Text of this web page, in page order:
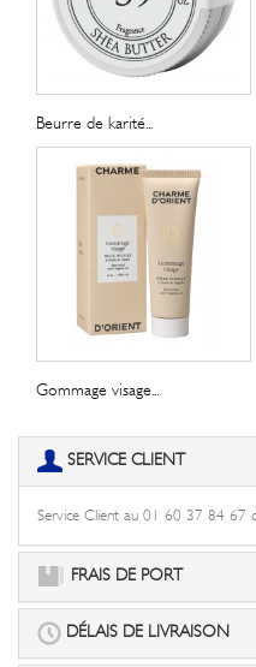
Beurre de karité...
Gommage visage...
SERVICE CLIENT
Service Client au 01 60 37 84 67
FRAIS DE PORT
DÉLAIS DE LIVRAISON